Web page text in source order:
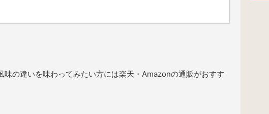
味の違いを味わってみたい方には楽天・Amazonの通販がおすす